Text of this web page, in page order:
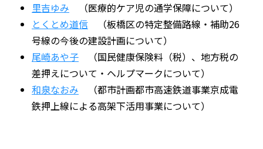
里吉ゆみ （医療的ケア児の通学保障について）
とくとめ道信 （板橋区の特定整備路線・補助26
号線の今後の建設計画について）
尾崎あや子 （国民健康保険料（税）、地方税の
差押えについて・ヘルプマークについて）
和泉なおみ （都市計画都市高速鉄道事業京成電
鉄押上線による高架下活用事業について）